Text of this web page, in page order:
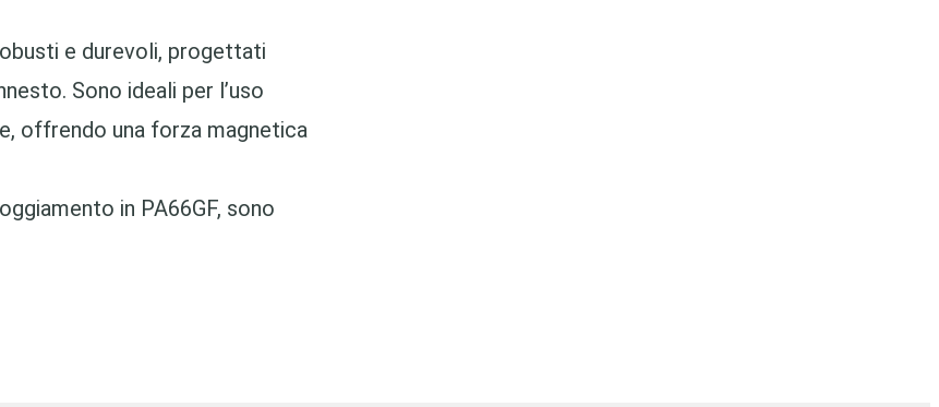
e durevoli, progettati
Sono ideali per l’uso
offrendo una forza magnetica
in PA66GF, sono